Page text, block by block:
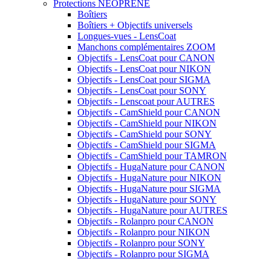
Protections NEOPRENE
Boîtiers
Boîtiers + Objectifs universels
Longues-vues - LensCoat
Manchons complémentaires ZOOM
Objectifs - LensCoat pour CANON
Objectifs - LensCoat pour NIKON
Objectifs - LensCoat pour SIGMA
Objectifs - LensCoat pour SONY
Objectifs - Lenscoat pour AUTRES
Objectifs - CamShield pour CANON
Objectifs - CamShield pour NIKON
Objectifs - CamShield pour SONY
Objectifs - CamShield pour SIGMA
Objectifs - CamShield pour TAMRON
Objectifs - HugaNature pour CANON
Objectifs - HugaNature pour NIKON
Objectifs - HugaNature pour SIGMA
Objectifs - HugaNature pour SONY
Objectifs - HugaNature pour AUTRES
Objectifs - Rolanpro pour CANON
Objectifs - Rolanpro pour NIKON
Objectifs - Rolanpro pour SONY
Objectifs - Rolanpro pour SIGMA